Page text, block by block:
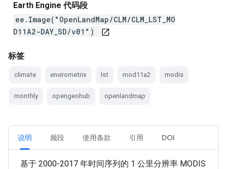
Earth Engine 代码段
ee.Image("OpenLandMap/CLM/CLM_LST_MO
D11A2-DAY_SD/v01")
open_in_new
标签
climate envirometrix lst mod11a2 modis
monthly opengeohub openlandmap
说明 频段 使用条款 引用 DOI
基于 2000-2017 年时间序列的 1 公里分辨率 MODIS